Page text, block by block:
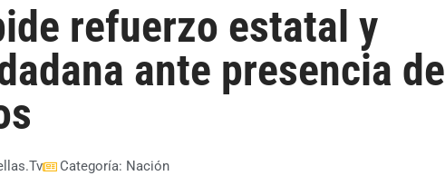
refuerzo estatal y
ante presencia de
Categoría: Nación